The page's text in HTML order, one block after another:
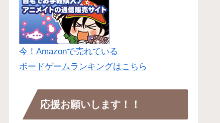
今！Amazonで売れている
ボードゲームランキングはこちら
応援お願いします！！